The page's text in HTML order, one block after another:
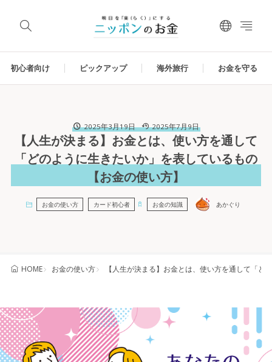
初心者向け ピックアップ 海外旅行 お金を守る
2025年3月19日 2025年7月9日
【人生が決まる】お金とは、使い方を通して
「どのように生きたいか」を表しているもの
【お金の使い方】
お金の使い方 カード初心者 お金の知識 あかぐり
HOME お金の使い方 【人生が決まる】お金とは、使い方を通して「